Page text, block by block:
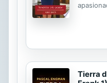
en
pero su
decidió
Tierra